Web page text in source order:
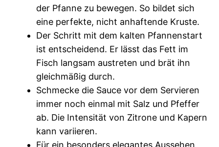
der Pfanne zu bewegen. So bildet sich
eine perfekte, nicht anhaftende Kruste.
Der Schritt mit dem kalten Pfannenstart
ist entscheidend. Er lässt das Fett im
Fisch langsam austreten und brät ihn
gleichmäßig durch.
Schmecke die Sauce vor dem Servieren
immer noch einmal mit Salz und Pfeffer
ab. Die Intensität von Zitrone und Kapern
kann variieren.
Für ein besonders elegantes Aussehen